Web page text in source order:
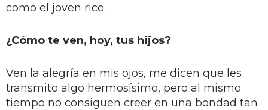
como el joven rico.
¿Cómo te ven, hoy, tus hijos?
Ven la alegría en mis ojos, me dicen que les
transmito algo hermosísimo, pero al mismo
tiempo no consiguen creer en una bondad tan